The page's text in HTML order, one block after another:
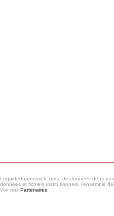
Leguidedupouvoir.fr, base de données de
données et fichiers institutionnels, l'ensemble
Voir nos Partenaires